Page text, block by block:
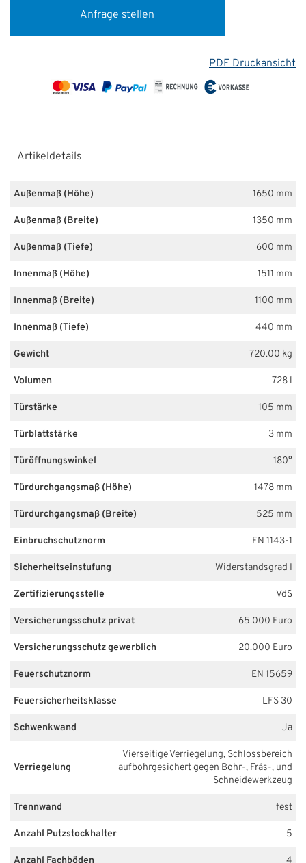
Anfrage stellen
PDF Druckansicht
Artikeldetails
Außenmaß (Höhe) 1650 mm
Außenmaß (Breite) 1350 mm
Außenmaß (Tiefe) 600 mm
Innenmaß (Höhe) 1511 mm
Innenmaß (Breite) 1100 mm
Innenmaß (Tiefe) 440 mm
Gewicht 720.00 kg
Volumen 728 l
Türstärke 105 mm
Türblattstärke 3 mm
Türöffnungswinkel 180°
Türdurchgangsmaß (Höhe) 1478 mm
Türdurchgangsmaß (Breite) 525 mm
Einbruchschutznorm EN 1143-1
Sicherheitseinstufung Widerstandsgrad I
Zertifizierungsstelle VdS
Versicherungsschutz privat 65.000 Euro
Versicherungsschutz gewerblich 20.000 Euro
Feuerschutznorm EN 15659
Feuersicherheitsklasse LFS 30
Schwenkwand Ja
Verriegelung
Vierseitige Verriegelung, Schlossbereich
aufbohrgesichert gegen Bohr-, Fräs-, und
Schneidewerkzeug
Trennwand fest
Anzahl Putzstockhalter 5